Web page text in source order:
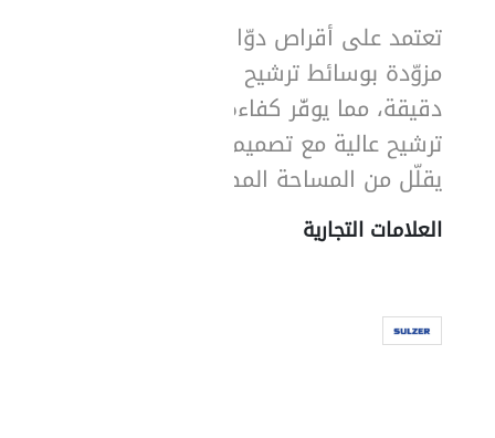
تعتمد على أقراص دوّارة
مزوّدة بوسائط ترشيح شبكية
دقيقة، مما يوفّر كفاءة
ترشيح عالية مع تصميم مدمج
يقلّل من المساحة المطلوبة.
العلامات التجارية